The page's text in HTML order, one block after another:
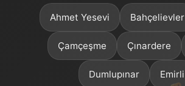
Ahmet Yesevi Bahçelievler
Çamçeşme Çınardere
Dumlupınar Emirli